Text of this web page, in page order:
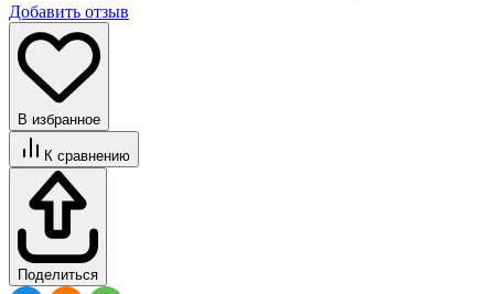
Добавить отзыв
В избранное
К сравнению
Поделиться